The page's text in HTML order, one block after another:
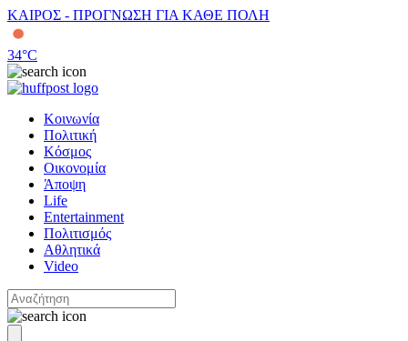
ΚΑΙΡΟΣ - ΠΡΟΓΝΩΣΗ ΓΙΑ ΚΑΘΕ ΠΟΛΗ
34°C
Κοινωνία
Πολιτική
Κόσμος
Οικονομία
Άποψη
Life
Entertainment
Πολιτισμός
Αθλητικά
Video